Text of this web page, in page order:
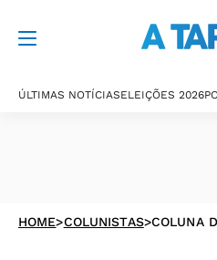
ÚLTIMAS NOTÍCIASELEIÇÕES 2026
HOME>COLUNISTAS>COLUNA